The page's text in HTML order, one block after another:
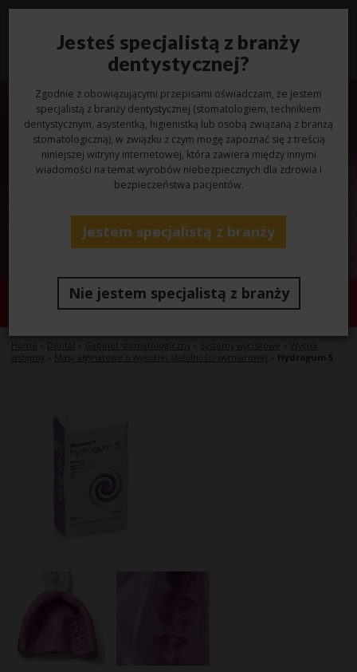
Hydrogum 5
Home Gabinet stomatologiczny Systemy wyciskowe
wstępny
Masy alginatowe o wysokiej stabilności wymiarowej Hydrogum 5
Jesteś specjalistą z branży
dentystycznej?
Zgodnie z obowiązującymi przepisami oświadczam, że jestem
specjalistą z branży dentystycznej (stomatologiem, technikiem
dentystycznym, asystentką, higienistką lub osobą związaną z branżą
stomatologiczną), w związku z czym mogę zapoznać się z treścią
niniejszej witryny internetowej, która zawiera między innymi
wiadomości na temat wyrobów niebezpiecznych dla zdrowia i
bezpieczeństwa pacjentów.
Jestem specjalistą z branży
Nie jestem specjalistą z branży